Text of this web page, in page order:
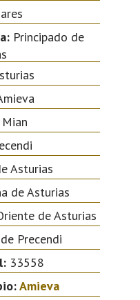
Principado de
Asturias
de Asturias
de Asturias
Precendi
33558
Amieva